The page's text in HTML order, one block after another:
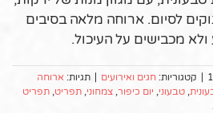
לסיום. ארוחה מלאה בסיבים
מכבישים על העיכול.
קטגוריות: חגים ואירועים תגיות: ארוחה
, טבעוני, יום כיפור, צמחוני, תפריט, תפריט